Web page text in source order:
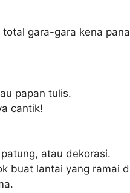
gara-gara kena
papan tulis.
cantik!
atau dekorasi.
buat lantai yang ramai